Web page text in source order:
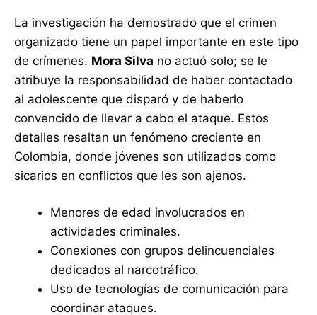
La investigación ha demostrado que el crimen
organizado tiene un papel importante en este tipo
de crímenes. Mora Silva no actuó solo; se le
atribuye la responsabilidad de haber contactado
al adolescente que disparó y de haberlo
convencido de llevar a cabo el ataque. Estos
detalles resaltan un fenómeno creciente en
Colombia, donde jóvenes son utilizados como
sicarios en conflictos que les son ajenos.
Menores de edad involucrados en
actividades criminales.
Conexiones con grupos delincuenciales
dedicados al narcotráfico.
Uso de tecnologías de comunicación para
coordinar ataques.